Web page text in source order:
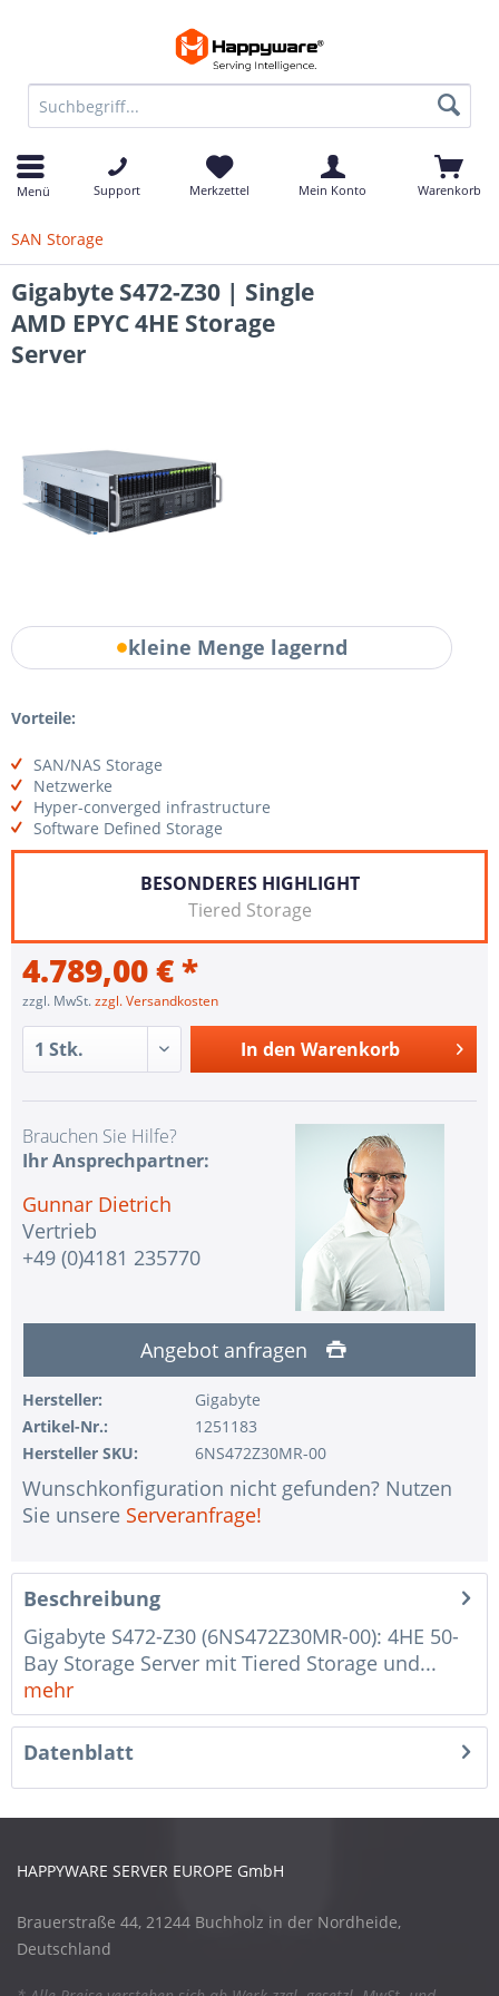
Menü Support Merkzettel Mein Konto Warenkorb
SAN Storage
Gigabyte S472-Z30 | Single
AMD EPYC 4HE Storage
Server
kleine Menge lagernd
Vorteile:
SAN/NAS Storage
Netzwerke
Hyper-converged infrastructure
Software Defined Storage
BESONDERES HIGHLIGHT
Tiered Storage
4.789,00 € *
zzgl. MwSt.zzgl. Versandkosten
In den Warenkorb
Brauchen Sie Hilfe?
Ihr Ansprechpartner:
Gunnar Dietrich
Vertrieb
+49 (0)4181 235770
Angebot anfragen
Hersteller:
Gigabyte
Artikel-Nr.:
1251183
Hersteller SKU:
6NS472Z30MR-00
Wunschkonfiguration nicht gefunden? Nutzen
Sie unsere Serveranfrage!
Beschreibung
Gigabyte S472-Z30 (6NS472Z30MR-00): 4HE 50-
Bay Storage Server mit Tiered Storage und...
mehr
Datenblatt
HAPPYWARE SERVER EUROPE GmbH
Brauerstraße 44, 21244 Buchholz in der Nordheide,
Deutschland